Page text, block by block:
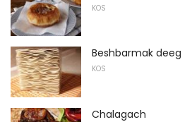
KOS
Beshbarmak deeg
KOS
Chalagach